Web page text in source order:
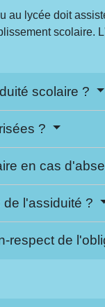
au lycée doit
scolaire.
scolaire ?
?
en cas
l'assiduité ?
respect de